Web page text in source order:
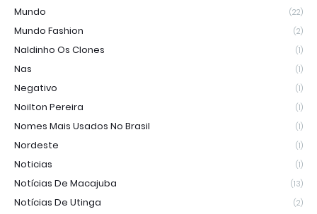
Mundo (22)
Mundo Fashion (2)
Naldinho Os Clones (1)
Nas (1)
Negativo (1)
Noilton Pereira (1)
Nomes Mais Usados No Brasil (1)
Nordeste (1)
Noticias (1)
Notícias De Macajuba (13)
Notícias De Utinga (2)